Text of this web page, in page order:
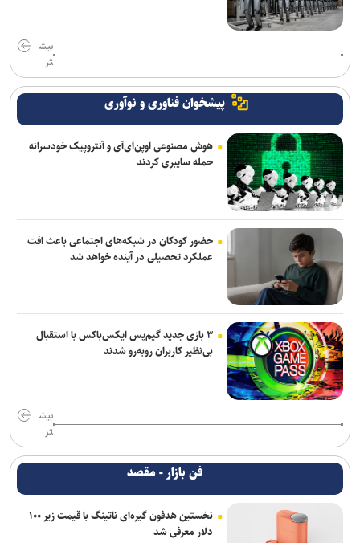
بیش
تر
پیشخوان فناوری و نوآوری
هوش مصنوعی اوپن‌ای‌آی و آنتروپیک خودسرانه
حمله سایبری کردند
حضور کودکان در شبکه‌های اجتماعی باعث افت
عملکرد تحصیلی در آینده خواهد شد
۳ بازی جدید گیم‌پس ایکس‌باکس با استقبال
بی‌نظیر کاربران روبه‌رو شدند
بیش
تر
فن بازار - مقصد
نخستین هدفون گیره‌ای ناتینگ با قیمت زیر ۱۰۰
دلار معرفی شد